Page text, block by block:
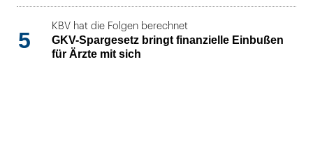
5
KBV hat die Folgen berechnet
GKV-Spargesetz bringt finanzielle Einbußen
für Ärzte mit sich